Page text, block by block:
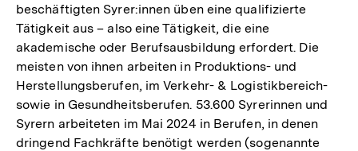
beschäftigten Syrer:innen üben eine qualifizierte
Tätigkeit aus – also eine Tätigkeit, die eine
akademische oder Berufsausbildung erfordert. Die
meisten von ihnen arbeiten in Produktions- und
Herstellungsberufen, im Verkehr- & Logistikbereich-
sowie in Gesundheitsberufen. 53.600 Syrerinnen und
Syrern arbeiteten im Mai 2024 in Berufen, in denen
dringend Fachkräfte benötigt werden (sogenannte